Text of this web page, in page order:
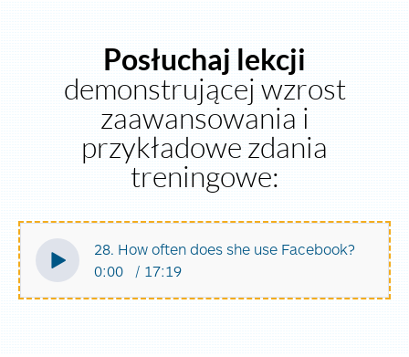
Posłuchaj lekcji
demonstrującej wzrost
zaawansowania i
przykładowe zdania
treningowe:
28. How often does she use Facebook?
0:00
17:19